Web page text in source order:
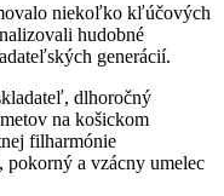
niekoľko kľúčových
hudobné
generácií.
dlhoročný
na košickom
filharmónie
pokorný a vzácny umelec